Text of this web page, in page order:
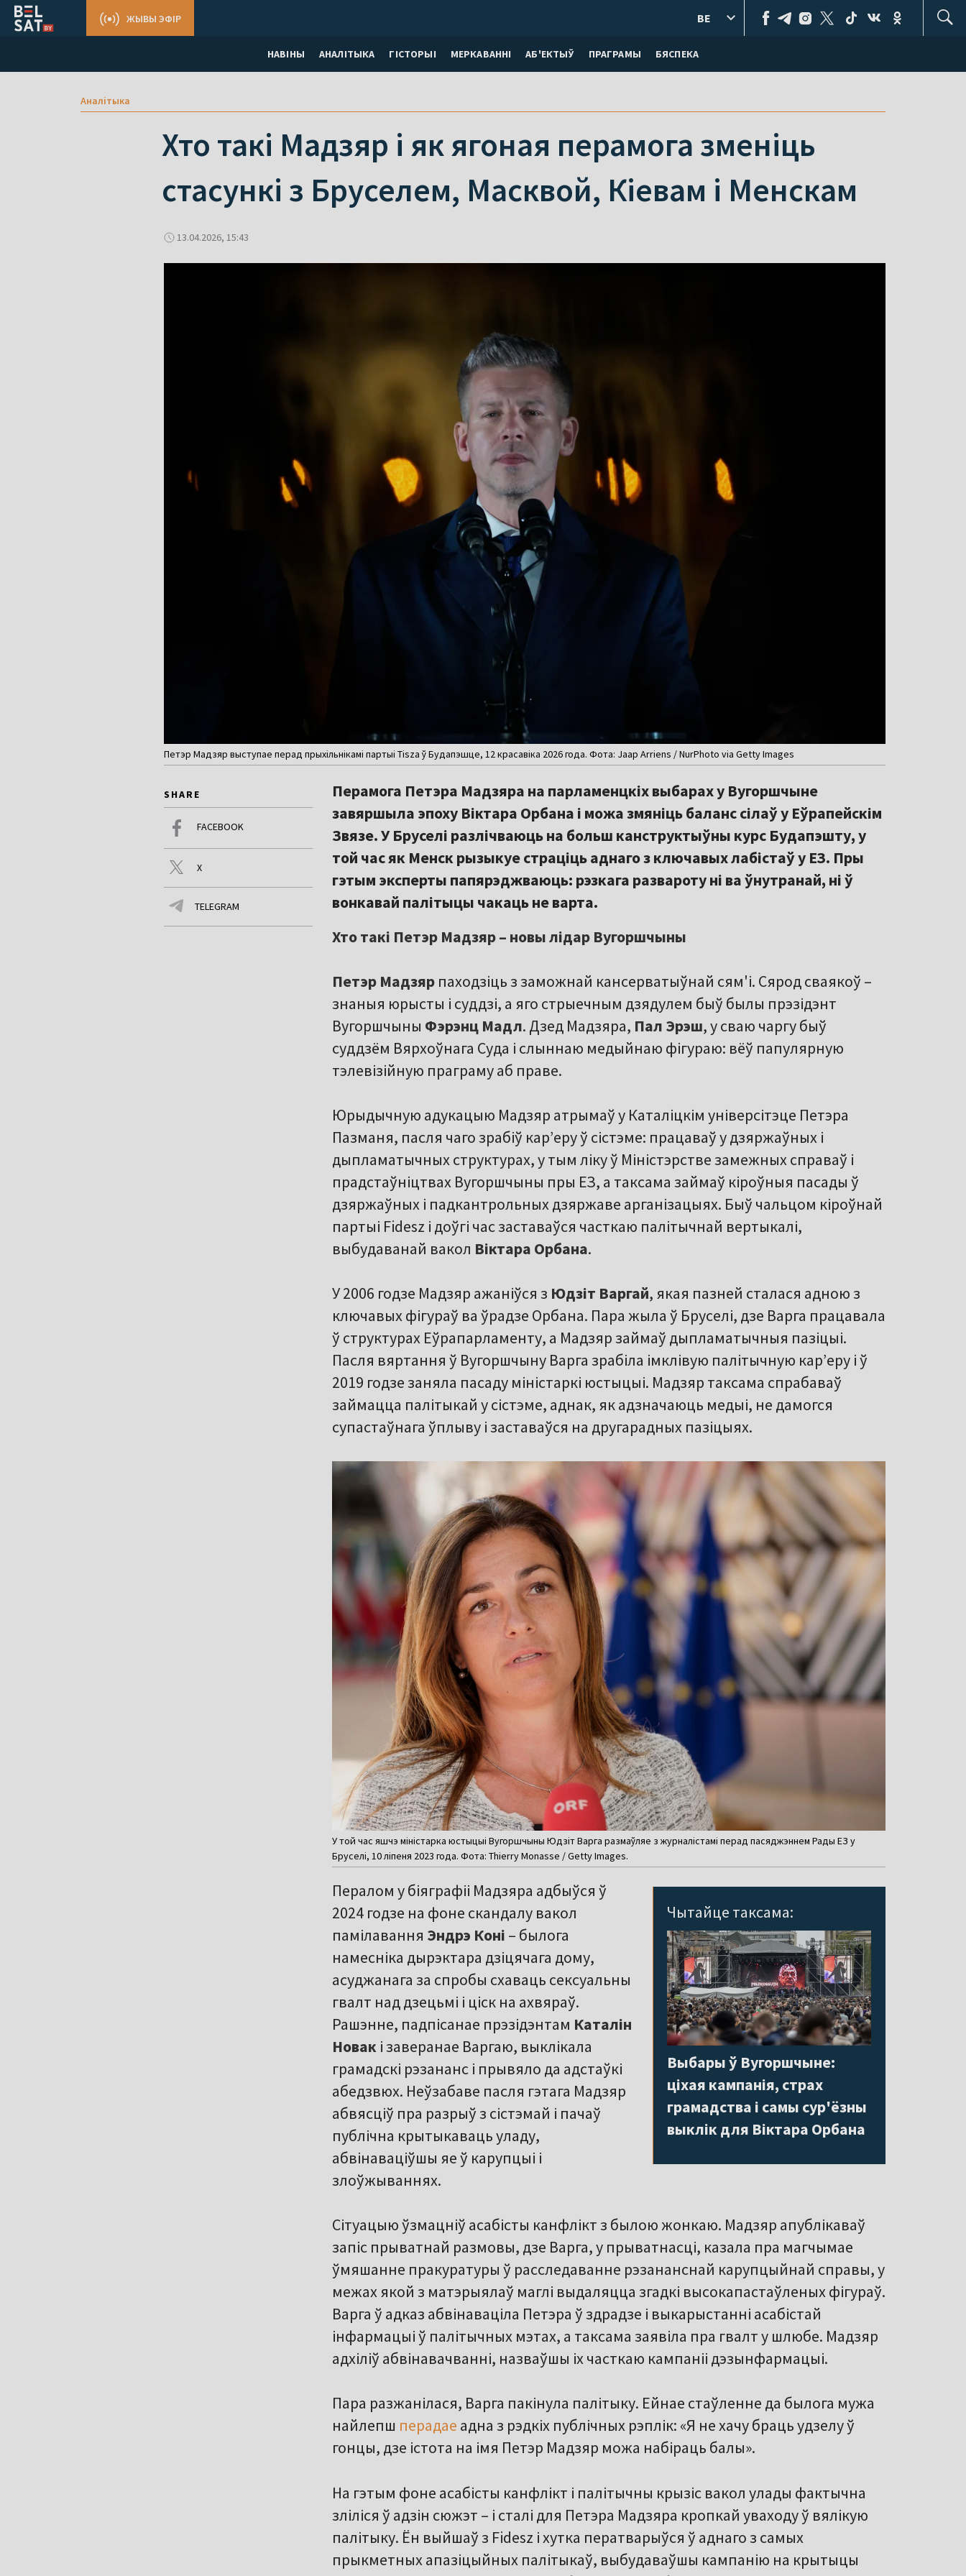
НАВІНЫ АНАЛІТЫКА ГІСТОРЫІ МЕРКАВАННI АБ'ЕКТЫЎ ПРАГРАМЫ БЯСПЕКА
ЖЫВЫ ЭФІР BE
Аналітыка
Хто такі Мадзяр і як ягоная перамога зменіць
стасункі з Бруселем, Масквой, Кіевам і Менскам
13.04.2026, 15:43
Петэр Мадзяр выступае перад прыхільнікамі партыі Tisza ў Будапэшце, 12 красавіка 2026 года. Фота: Jaap Arriens / NurPhoto via Getty Images
SHARE
FACEBOOK
X
TELEGRAM
Перамога Петэра Мадзяра на парламенцкіх выбарах у Вугоршчыне
завяршыла эпоху Віктара Орбана і можа змяніць баланс сілаў у Еўрапейскім
Звязе. У Бруселі разлічваюць на больш канструктыўны курс Будапэшту, у
той час як Менск рызыкуе страціць аднаго з ключавых лабістаў у ЕЗ. Пры
гэтым эксперты папярэджваюць: рэзкага развароту ні ва ўнутранай, ні ў
вонкавай палітыцы чакаць не варта.
Хто такі Петэр Мадзяр – новы лідар Вугоршчыны
Петэр Мадзяр паходзіць з заможнай кансерватыўнай сям'і. Сярод сваякоў –
знаныя юрысты і суддзі, а яго стрыечным дзядулем быў былы прэзідэнт
Вугоршчыны Фэрэнц Мадл. Дзед Мадзяра, Пал Эрэш, у сваю чаргу быў
суддзём Вярхоўнага Суда і слыннаю медыйнаю фігураю: вёў папулярную
тэлевізійную праграму аб праве.
Юрыдычную адукацыю Мадзяр атрымаў у Каталіцкім універсітэце Петэра
Пазманя, пасля чаго зрабіў карʼеру ў сістэме: працаваў у дзяржаўных і
дыпламатычных структурах, у тым ліку ў Міністэрстве замежных справаў і
прадстаўніцтвах Вугоршчыны пры ЕЗ, а таксама займаў кіроўныя пасады ў
дзяржаўных і падкантрольных дзяржаве арганізацыях. Быў чальцом кіроўнай
партыі Fidesz і доўгі час заставаўся часткаю палітычнай вертыкалі,
выбудаванай вакол Віктара Орбана.
У 2006 годзе Мадзяр ажаніўся з Юдзіт Варгай, якая пазней сталася адною з
ключавых фігураў ва ўрадзе Орбана. Пара жыла ў Бруселі, дзе Варга працавала
ў структурах Еўрапарламенту, а Мадзяр займаў дыпламатычныя пазіцыі.
Пасля вяртання ў Вугоршчыну Варга зрабіла імклівую палітычную карʼеру і ў
2019 годзе заняла пасаду міністаркі юстыцыі. Мадзяр таксама спрабаваў
займацца палітыкай у сістэме, аднак, як адзначаюць медыі, не дамогся
супастаўнага ўплыву і заставаўся на другарадных пазіцыях.
У той час яшчэ міністарка юстыцыі Вугоршчыны Юдзіт Варга размаўляе з журналістамі перад пасяджэннем Рады ЕЗ у
Бруселі, 10 ліпеня 2023 года. Фота: Thierry Monasse / Getty Images.
Чытайце таксама:
Выбары ў Вугоршчыне:
ціхая кампанія, страх
грамадства і самы сур'ёзны
выклік для Віктара Орбана
Пералом у біяграфіі Мадзяра адбыўся ў
2024 годзе на фоне скандалу вакол
памілавання Эндрэ Коні – былога
намесніка дырэктара дзіцячага дому,
асуджанага за спробы схаваць сексуальны
гвалт над дзецьмі і ціск на ахвяраў.
Рашэнне, падпісанае прэзідэнтам Каталін
Новак і заверанае Варгаю, выклікала
грамадскі рэзананс і прывяло да адстаўкі
абедзвюх. Неўзабаве пасля гэтага Мадзяр
абвясціў пра разрыў з сістэмай і пачаў
публічна крытыкаваць уладу,
абвінаваціўшы яе ў карупцыі і
злоўжываннях.
Сітуацыю ўзмацніў асабісты канфлікт з былою жонкаю. Мадзяр апублікаваў
запіс прыватнай размовы, дзе Варга, у прыватнасці, казала пра магчымае
ўмяшанне пракуратуры ў расследаванне рэзананснай карупцыйнай справы, у
межах якой з матэрыялаў маглі выдаляцца згадкі высокапастаўленых фігураў.
Варга ў адказ абвінаваціла Петэра ў здрадзе і выкарыстанні асабістай
інфармацыі ў палітычных мэтах, а таксама заявіла пра гвалт у шлюбе. Мадзяр
адхіліў абвінавачванні, назваўшы іх часткаю кампаніі дэзынфармацыі.
Пара разжанілася, Варга пакінула палітыку. Ейнае стаўленне да былога мужа
найлепш перадае адна з рэдкіх публічных рэплік: «Я не хачу браць удзелу ў
гонцы, дзе істота на імя Петэр Мадзяр можа набіраць балы».
На гэтым фоне асабісты канфлікт і палітычны крызіс вакол улады фактычна
зліліся ў адзін сюжэт – і сталі для Петэра Мадзяра кропкай уваходу ў вялікую
палітыку. Ён выйшаў з Fidesz і хутка ператварыўся ў аднаго з самых
прыкметных апазіцыйных палітыкаў, выбудаваўшы кампанію на крытыцы